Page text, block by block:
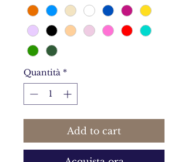
Quantità *
Add to cart